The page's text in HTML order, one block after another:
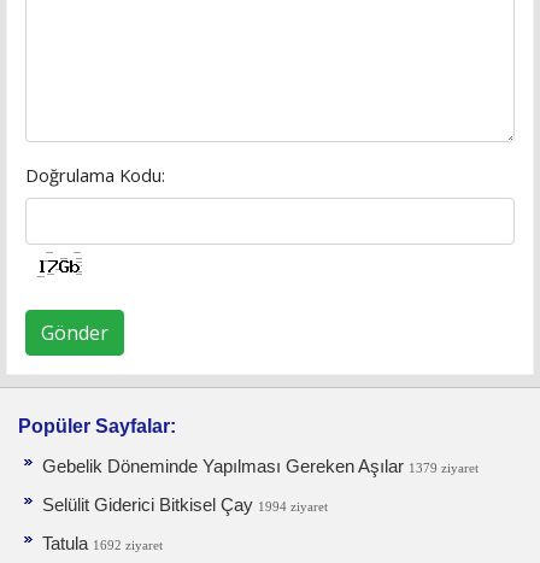
Doğrulama Kodu:
Gönder
Popüler Sayfalar:
Gebelik Döneminde Yapılması Gereken Aşılar 1379 ziyaret
Selülit Giderici Bitkisel Çay 1994 ziyaret
Tatula 1692 ziyaret